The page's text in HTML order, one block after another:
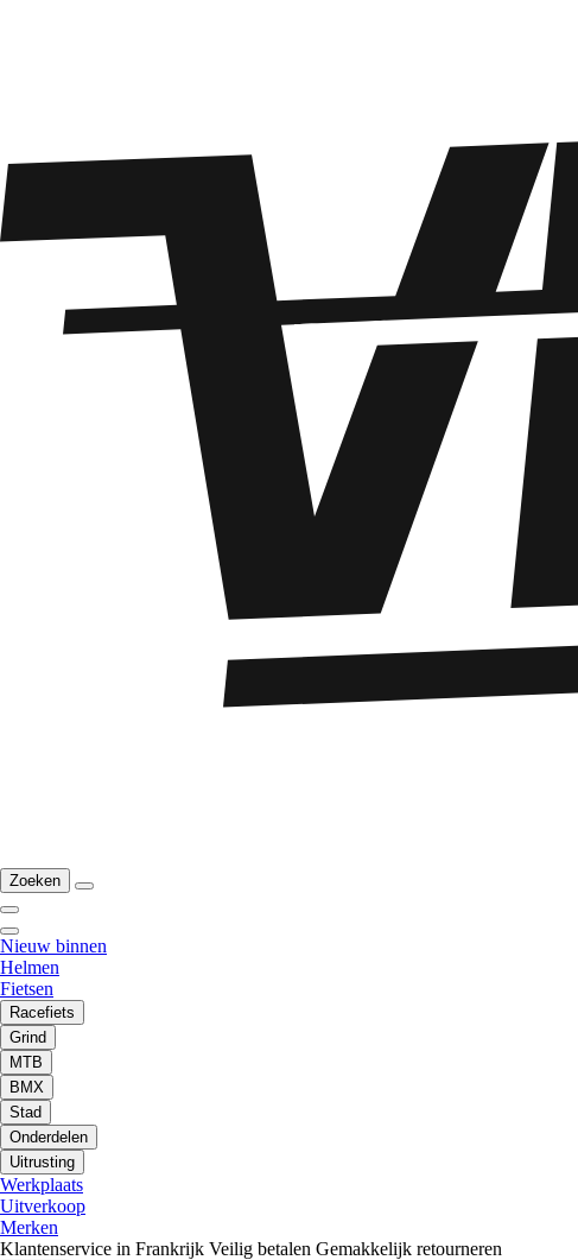
Zoeken
Nieuw binnen
Helmen
Fietsen
Racefiets
Grind
MTB
BMX
Stad
Onderdelen
Uitrusting
Werkplaats
Uitverkoop
Merken
Klantenservice in Frankrijk Veilig betalen Gemakkelijk retourneren